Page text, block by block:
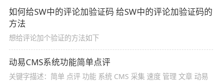
如何给SW中的评论加验证码 给SW中的评论加验证码的
方法
想给评论加个验证的方法如下
动易CMS系统功能简单点评
关键字描述：简单 点评 功能 系统 CMS 采集 速度 管理 文章 动易